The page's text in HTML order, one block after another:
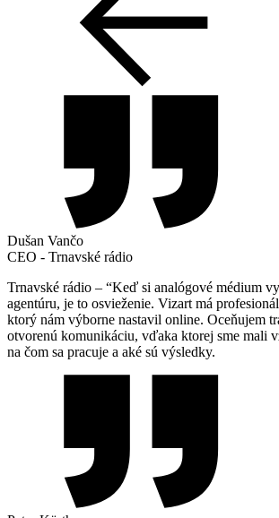
Dušan Vančo
CEO - Trnavské rádio
Trnavské rádio – “Keď si analógové médium
agentúru, je to osvieženie. Vizart má
ktorý nám výborne nastavil online. Oceňujem
otvorenú komunikáciu, vďaka ktorej sme mali
na čom sa pracuje a aké sú výsledky.